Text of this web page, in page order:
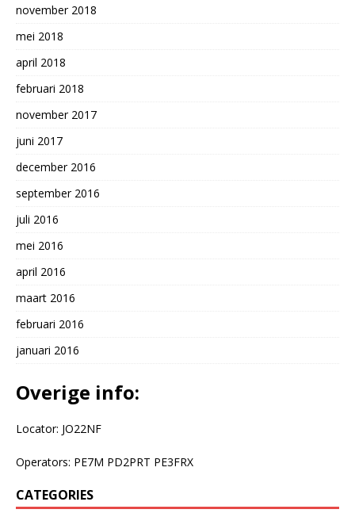
november 2018
mei 2018
april 2018
februari 2018
november 2017
juni 2017
december 2016
september 2016
juli 2016
mei 2016
april 2016
maart 2016
februari 2016
januari 2016
Overige info:
Locator: JO22NF
Operators: PE7M PD2PRT PE3FRX
CATEGORIES